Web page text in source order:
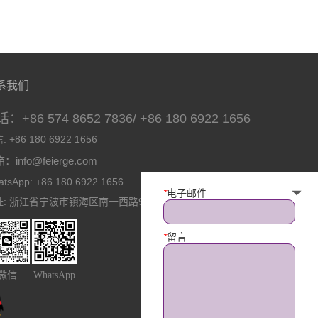
我们
*电子邮件
*留言
：+86 574 8652 7836/ +86 180 6922 1656
: +86 180 6922 1656
：info@feierge.com
+86 180 6922 1656
: 浙江省宁波市镇海区南一西路966号
信 WhatsApp